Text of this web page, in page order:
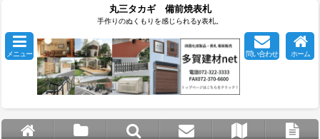
丸三タカギ 備前焼表札
手作りのぬくもりを感じられるy表札。
メニュー 問い合わせ ホーム